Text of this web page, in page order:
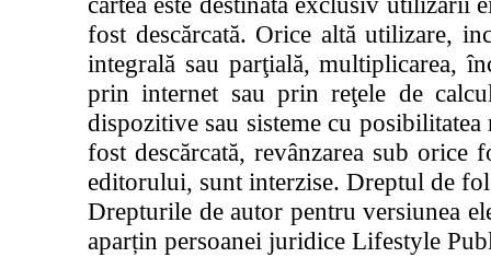
fost descărcată. Orice altă utilizare,
integrală sau parţială, multiplicarea,
prin internet sau prin reţele de
dispozitive sau sisteme cu
fost descărcată, revânzarea sub
editorului, sunt interzise. Dreptul de
Drepturile de autor pentru versiunea
aparțin persoanei juridice Lifestyle